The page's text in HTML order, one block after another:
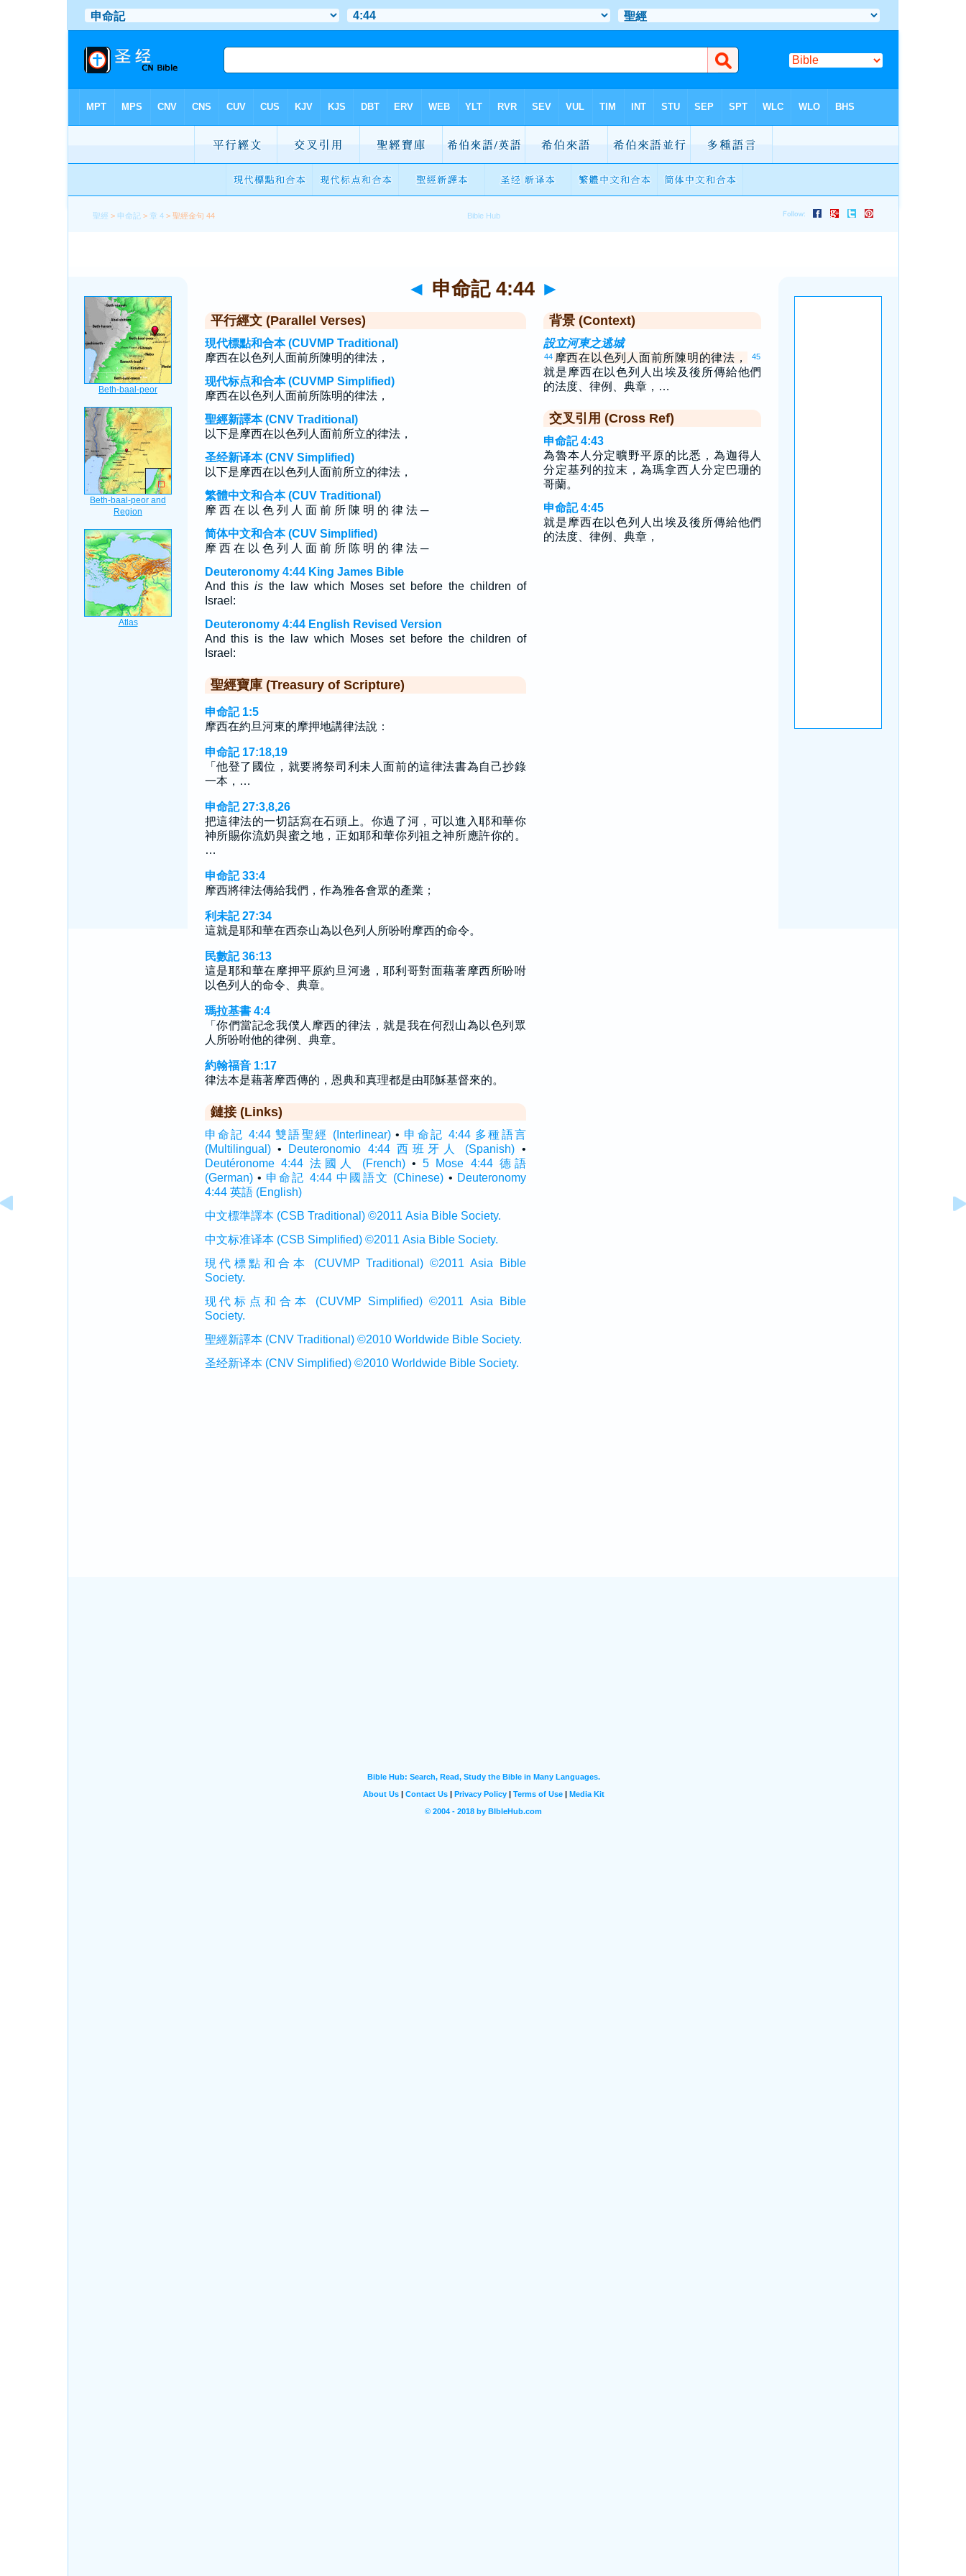
聖經 > 申命記 > 章 4 > 聖經金句 44
◄ 申命記 4:44 ►
平行經文 (Parallel Verses)
現代標點和合本 (CUVMP Traditional)
摩西在以色列人面前所陳明的律法，
现代标点和合本 (CUVMP Simplified)
摩西在以色列人面前所陈明的律法，
聖經新譯本 (CNV Traditional)
以下是摩西在以色列人面前所立的律法，
圣经新译本 (CNV Simplified)
以下是摩西在以色列人面前所立的律法，
繁體中文和合本 (CUV Traditional)
摩 西 在 以 色 列 人 面 前 所 陳 明 的 律 法 ─
简体中文和合本 (CUV Simplified)
摩 西 在 以 色 列 人 面 前 所 陈 明 的 律 法 ─
Deuteronomy 4:44 King James Bible
And thisis the law which Moses set before the children of
Israel:
Deuteronomy 4:44 English Revised Version
And this is the law which Moses set before the children of
Israel:
聖經寶庫 (Treasury of Scripture)
申命記 1:5
摩西在約旦河東的摩押地講律法說：
申命記 17:18,19
「他登了國位，就要將祭司利未人面前的這律法書為自己抄錄
一本，…
申命記 27:3,8,26
把這律法的一切話寫在石頭上。你過了河，可以進入耶和華你
神所賜你流奶與蜜之地，正如耶和華你列祖之神所應許你的。
…
申命記 33:4
摩西將律法傳給我們，作為雅各會眾的產業；
利未記 27:34
這就是耶和華在西奈山為以色列人所吩咐摩西的命令。
民數記 36:13
這是耶和華在摩押平原約旦河邊，耶利哥對面藉著摩西所吩咐
以色列人的命令、典章。
瑪拉基書 4:4
「你們當記念我僕人摩西的律法，就是我在何烈山為以色列眾
人所吩咐他的律例、典章。
約翰福音 1:17
律法本是藉著摩西傳的，恩典和真理都是由耶穌基督來的。
鏈接 (Links)
申命記 4:44 雙語聖經 (Interlinear)• 申命記 4:44 多種語言
(Multilingual)• Deuteronomio 4:44 西班牙人 (Spanish) •
Deutéronome 4:44 法國人 (French)•5 Mose 4:44 德語
(German)• 申命記 4:44 中國語文 (Chinese) • Deuteronomy
4:44 英語 (English)
中文標準譯本 (CSB Traditional) ©2011 Asia Bible Society.
中文标准译本 (CSB Simplified) ©2011 Asia Bible Society.
現代標點和合本 (CUVMP Traditional) ©2011 Asia Bible
Society.
现代标点和合本 (CUVMP Simplified) ©2011 Asia Bible
Society.
聖經新譯本 (CNV Traditional) ©2010 Worldwide Bible Society.
圣经新译本 (CNV Simplified) ©2010 Worldwide Bible Society.
背景 (Context)
設立河東之逃城
44 摩西在以色列人面前所陳明的律法， 45
就是摩西在以色列人出埃及後所傳給他們
的法度、律例、典章，…
交叉引用 (Cross Ref)
申命記 4:43
為魯本人分定曠野平原的比悉，為迦得人
分定基列的拉末，為瑪拿西人分定巴珊的
哥蘭。
申命記 4:45
就是摩西在以色列人出埃及後所傳給他們
的法度、律例、典章，